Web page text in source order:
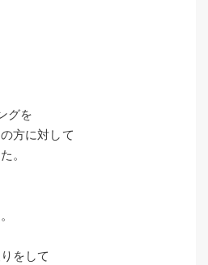
グを
方に対して
。
をして